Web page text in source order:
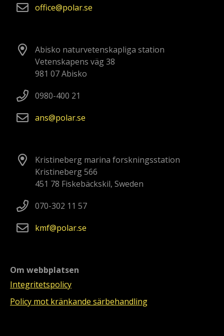
office
polarse
Abisko naturvetenskapliga station
Vetenskapens väg 38
981 07 Abisko
0980-400 21
ans
polarse
Kristineberg marina forskningsstation
Kristineberg 566
451 78 Fiskebäckskil, Sweden
070-302 11 57
kmf
polarse
Om webbplatsen
Integritetspolicy
Policy mot kränkande särbehandling